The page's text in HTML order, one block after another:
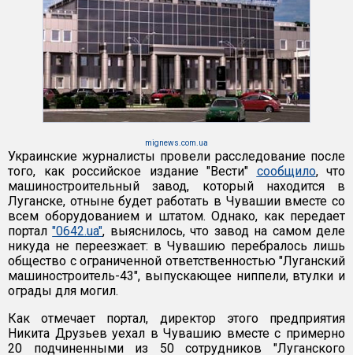
mignews.com.ua
Украинские журналисты провели расследование после
того, как российское издание "Вести" сообщило, что
машиностроительный завод, который находится в
Луганске, отныне будет работать в Чувашии вместе со
всем оборудованием и штатом. Однако, как передает
портал"0642.ua", выяснилось, что завод на самом деле
никуда не переезжает: в Чувашию перебралось лишь
общество с ограниченной ответственностью "Луганский
машиностроитель-43", выпускающее ниппели, втулки и
ограды для могил.
Как отмечает портал, директор этого предприятия
Никита Друзьев уехал в Чувашию вместе с примерно
20 подчиненными из 50 сотрудников "Луганского